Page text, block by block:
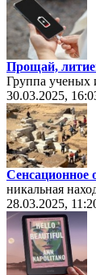
Прощай,
Группа ученых
30.03.2025,
Сенсационное
никальная
28.03.2025,